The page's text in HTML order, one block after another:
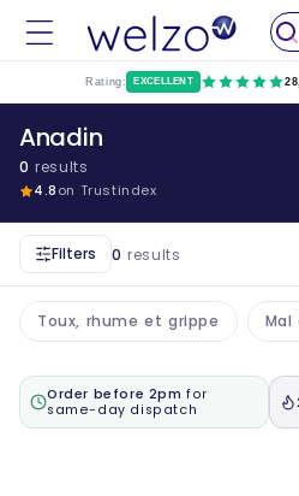
au
contenu
Rating: EXCELLENT
Anadin
0 results
4.8on Trustindex
Filters 0 results
Toux, rhume et grippe Mal
Order before 2pm for
same-day dispatch